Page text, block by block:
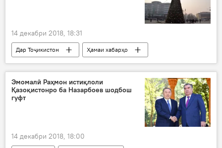
14 декабри 2018, 18:31
Дар Тоҷикистон
Ҳамаи хабарҳо
арчаи солинавӣ
арчаи солинавӣ
базми солинавӣ
Хуҷанд
Эмомалӣ Раҳмон истиқлоли
Қазоқистонро ба Назарбоев шодбош
гуфт
14 декабри 2018, 18:00